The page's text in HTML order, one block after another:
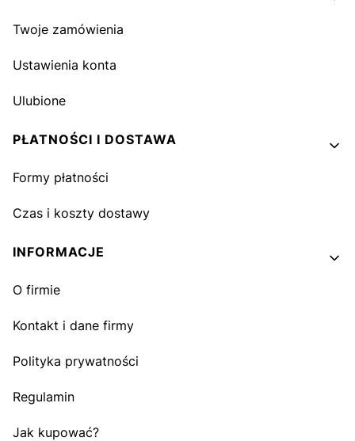
Twoje zamówienia
Ustawienia konta
Ulubione
PŁATNOŚCI I DOSTAWA
Formy płatności
Czas i koszty dostawy
INFORMACJE
O firmie
Kontakt i dane firmy
Polityka prywatności
Regulamin
Jak kupować?